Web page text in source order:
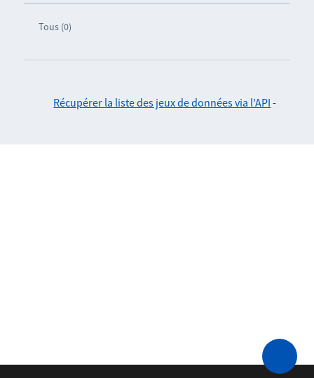
Tous (0)
Récupérer la liste des jeux de données via l'API -